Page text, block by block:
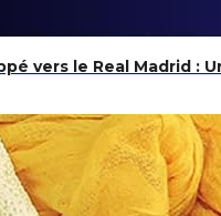
vers le Real Madrid :